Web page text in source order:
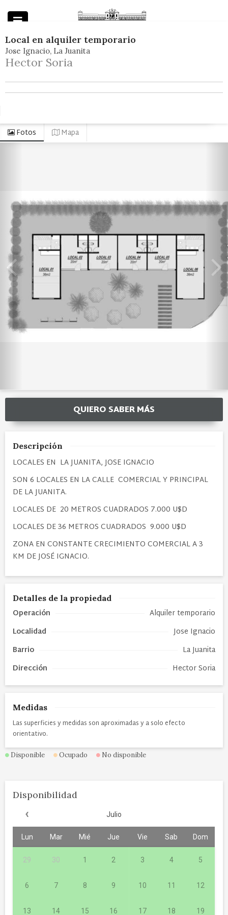
Local en alquiler temporario
Jose Ignacio La Juanita
Hector Soria
Fotos Mapa
QUIERO SABER MÁS
Descripción
LOCALES EN LA JUANITA, JOSE IGNACIO
SON 6 LOCALES EN LA CALLE COMERCIAL Y PRINCIPAL
DE LA JUANITA.
LOCALES DE 20 METROS CUADRADOS 7.000 U$D
LOCALES DE 36 METROS CUADRADOS 9.000 U$D
ZONA EN CONSTANTE CRECIMIENTO COMERCIAL A 3
KM DE JOSÉ IGNACIO.
Detalles de la propiedad
Operación
Alquiler temporario
Localidad
Jose Ignacio
Barrio
La Juanita
Dirección
Hector Soria
Medidas
Las superficies y medidas son aproximadas y a solo efecto
orientativo.
Disponible Ocupado No disponible
Disponibilidad
‹ Julio
Lun Mar Mié Jue Vie Sab Dom
29 30 1 2 3 4 5
6 7 8 9 10 11 12
13 14 15 16 17 18 19